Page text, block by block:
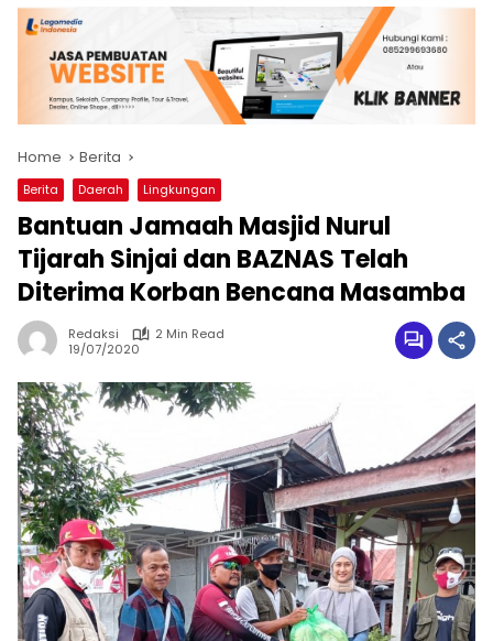
Home Berita
Berita Daerah Lingkungan
Bantuan Jamaah Masjid Nurul
Tijarah Sinjai dan BAZNAS Telah
Diterima Korban Bencana Masamba
Redaksi
2 Min Read
19/07/2020